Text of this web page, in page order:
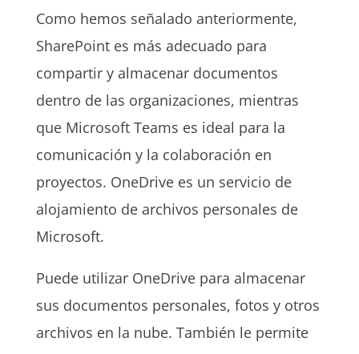
Como hemos señalado anteriormente,
SharePoint es más adecuado para
compartir y almacenar documentos
dentro de las organizaciones, mientras
que Microsoft Teams es ideal para la
comunicación y la colaboración en
proyectos. OneDrive es un servicio de
alojamiento de archivos personales de
Microsoft.
Puede utilizar OneDrive para almacenar
sus documentos personales, fotos y otros
archivos en la nube. También le permite